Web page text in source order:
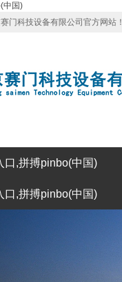
中国)
门科技设备有限公司官方网站！
口,拼搏pinbo(中国)
口,拼搏pinbo(中国)